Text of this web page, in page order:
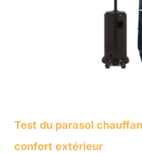
Test du parasol
confort extérieur